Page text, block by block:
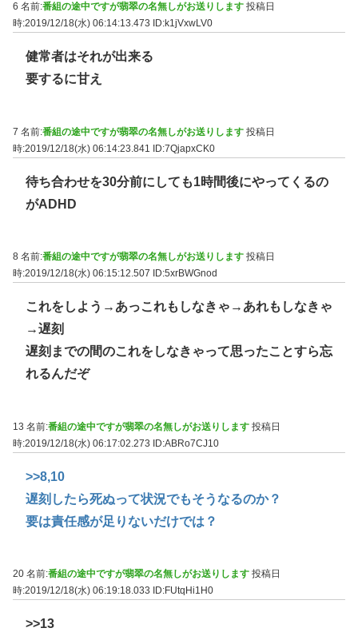
6 名前:番組の途中ですが翡翠の名無しがお送りします 投稿日
時:2019/12/18(水) 06:14:13.473
ID:k1jVxwLV0
健常者はそれが出来る
要するに甘え
7 名前:番組の途中ですが翡翠の名無しがお送りします 投稿日
時:2019/12/18(水) 06:14:23.841 ID:7QjapxCK0
待ち合わせを30分前にしても1時間後にやってくるの
がADHD
8 名前:番組の途中ですが翡翠の名無しがお送りします 投稿日
時:2019/12/18(水) 06:15:12.507
ID:5xrBWGnod
これをしよう→あっこれもしなきゃ→あれもしなきゃ
→遅刻
遅刻までの間のこれをしなきゃって思ったことすら忘
れるんだぞ
13 名前:番組の途中ですが翡翠の名無しがお送りします 投稿日
時:2019/12/18(水) 06:17:02.273 ID:ABRo7CJ10
>>8,10
遅刻したら死ぬって状況でもそうなるのか？
要は責任感が足りないだけでは？
20 名前:番組の途中ですが翡翠の名無しがお送りします 投稿日
時:2019/12/18(水) 06:19:18.033
ID:FUtqHi1H0
>>13